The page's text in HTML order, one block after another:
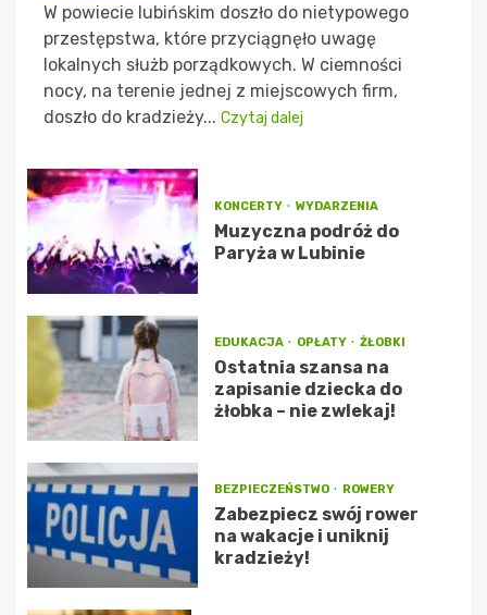
W powiecie lubińskim doszło do nietypowego
przestępstwa, które przyciągnęło uwagę
lokalnych służb porządkowych. W ciemności
nocy, na terenie jednej z miejscowych firm,
doszło do kradzieży... Czytaj dalej
KONCERTY WYDARZENIA
Muzyczna podróż do
Paryża w Lubinie
EDUKACJA OPŁATY ŻŁOBKI
Ostatnia szansa na
zapisanie dziecka do
żłobka – nie zwlekaj!
BEZPIECZEŃSTWO ROWERY
Zabezpiecz swój rower
na wakacje i uniknij
kradzieży!